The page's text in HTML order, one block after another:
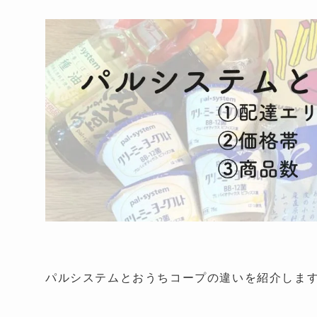
パルシステムとおうちコープの違いを紹介しま